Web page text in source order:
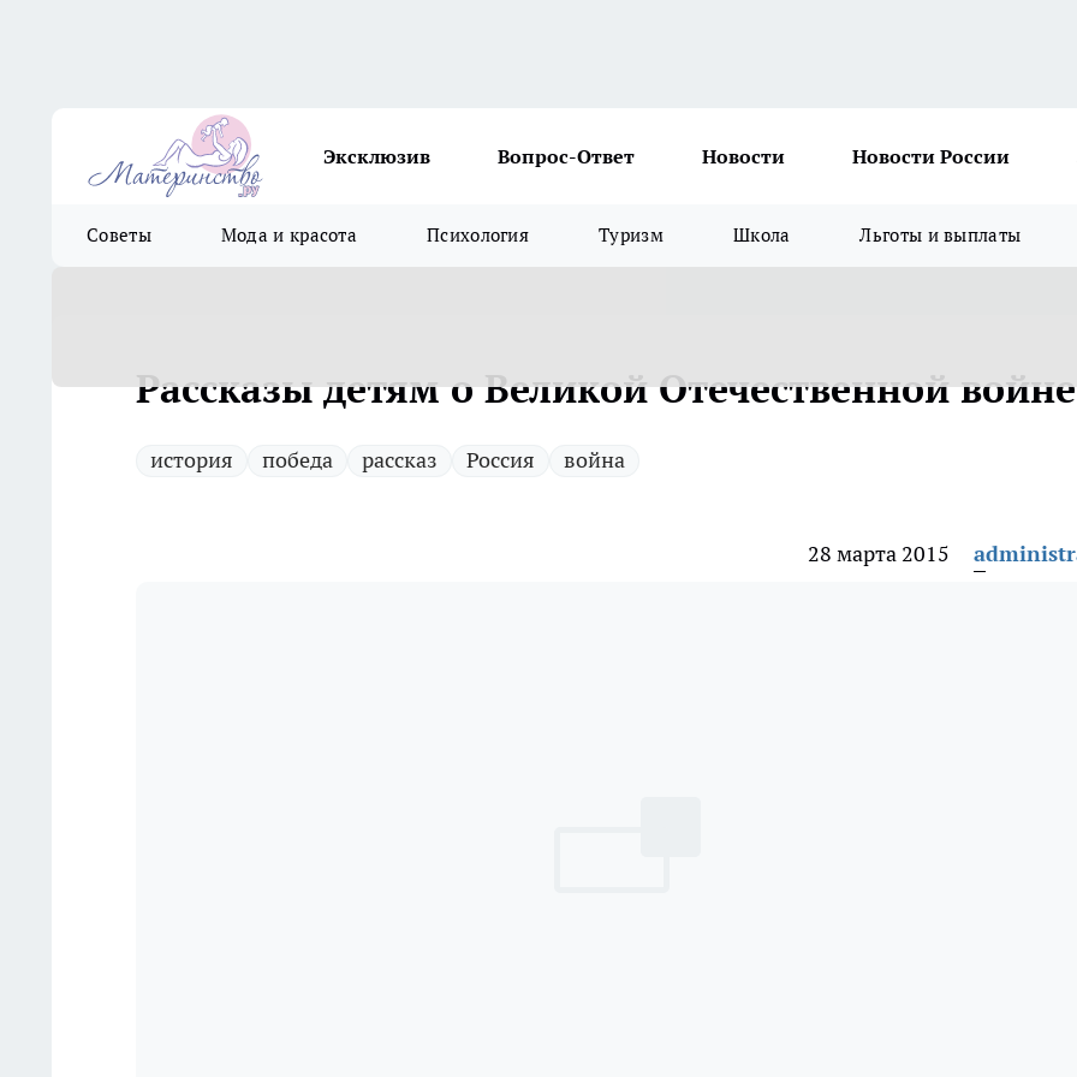
Эксклюзив Вопрос-Ответ Новости Новости России
Советы Мода и красота Психология Туризм Школа Льготы и выплаты
Рассказы детям о Великой Отечественной войне
история победа рассказ Россия война
28 марта 2015